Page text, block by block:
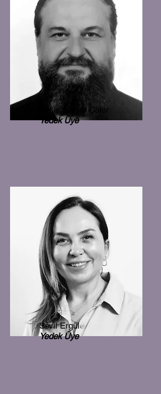
Bekir Serdar Çakır
Yedek Üye
Sevil Ergül
Yedek Üye